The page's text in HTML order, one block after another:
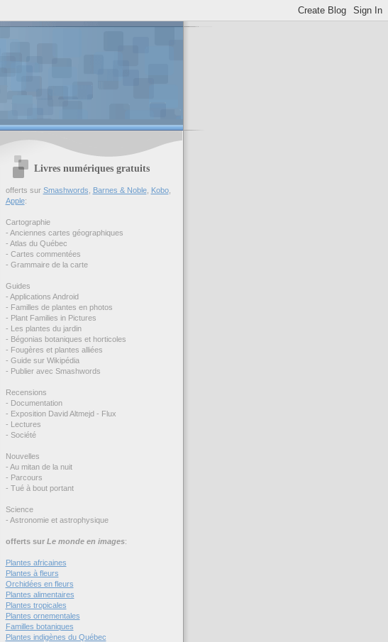
Livres numériques gratuits
offerts sur Smashwords Barnes & Noble, Kobo,
Apple:
Cartographie
- Anciennes cartes géographiques
- Atlas du Québec
- Cartes commentées
- Grammaire de la carte
Guides
- Applications Android
- Familles de plantes en photos
- Plant Families in Pictures
- Les plantes du jardin
- Bégonias botaniques et horticoles
- Fougères et plantes alliées
- Guide sur Wikipédia
- Publier avec Smashwords
Recensions
- Documentation
- Exposition David Altmejd - Flux
- Lectures
- Société
Nouvelles
- Au mitan de la nuit
- Parcours
- Tué à bout portant
Science
- Astronomie et astrophysique
offerts sur Le monde en images:
Plantes africaines
Plantes à fleurs
Orchidées en fleurs
Plantes alimentaires
Plantes tropicales
Plantes ornementales
Familles botaniques
Plantes indigènes du Québec